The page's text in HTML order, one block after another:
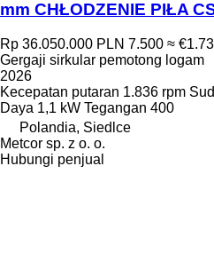
mm CHŁODZENIE PIŁA
Rp 36.050.000 PLN 7.500 ≈
Gergaji sirkular pemotong logam
2026
Kecepatan putaran 1.836 rpm
Daya 1,1 kW Tegangan 400
Polandia, Siedlce
Metcor sp. z o. o.
Hubungi penjual